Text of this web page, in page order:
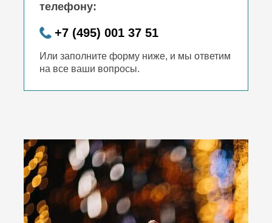
телефону:
+7 (495) 001 37 51
Или заполните форму ниже, и мы ответим
на все ваши вопросы.